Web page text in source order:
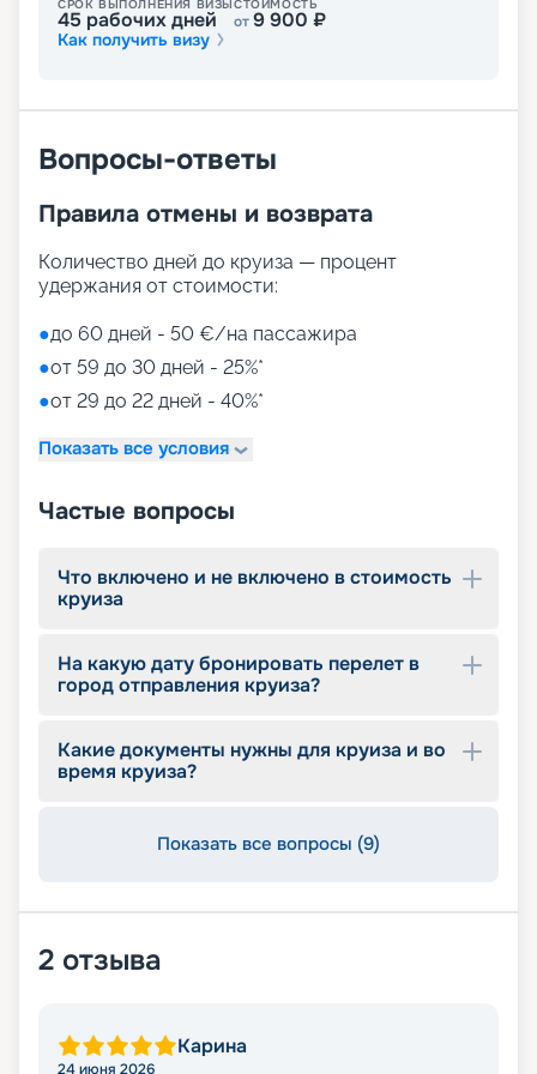
мечта, ставшая реальностью!
СРОК ВЫПОЛНЕНИЯ ВИЗЫ
45 рабочих дней
СТОИМОСТЬ
от9 900 ₽
Как получить визу
Вопросы-ответы
Правила отмены и возврата
Количество дней до круиза — процент
удержания от стоимости:
●до 60 дней - 50 €/на пассажира
●от 59 до 30 дней - 25%*
●от 29 до 22 дней - 40%*
Показать все условия
Частые вопросы
Что включено и не включено в стоимость
круиза
На какую дату бронировать перелет в
город отправления круиза?
Какие документы нужны для круиза и во
время круиза?
Показать все вопросы (9)
2 отзыва
Карина
24 июня 2026